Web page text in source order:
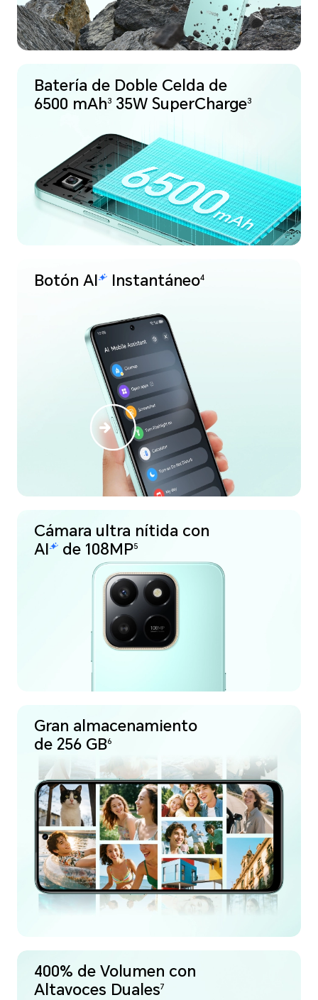
Batería de Doble Celda de
6500 mAh3 35W SuperCharge3
6500
mAh
6500
mAh
Botón Instantáneo4
Cámara ultra nítida con
de 108MP5
Gran almacenamiento
de 256 GB6
400% de Volumen con
Altavoces Duales7